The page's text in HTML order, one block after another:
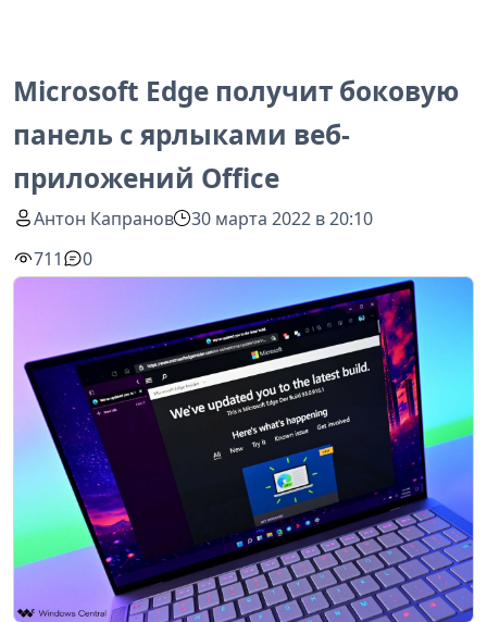
Microsoft Edge получит боковую
панель с ярлыками веб-
приложений Office
Антон Капранов
30 марта 2022 в 20:10
711
0